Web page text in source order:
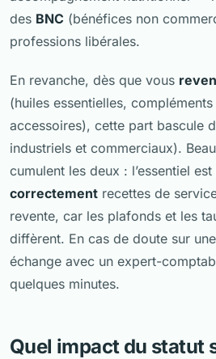
des BNC (bénéfices non
professions libérales.
En revanche, dès que vous
(huiles essentielles,
accessoires), cette part bascule
industriels et commerciaux).
cumulent les deux : l’essentiel est
correctement recettes de
revente, car les plafonds et les
diffèrent. En cas de doute sur
échange avec un expert-
quelques minutes.
Quel impact du statut